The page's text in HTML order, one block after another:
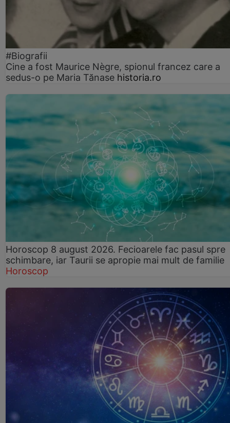
#Biografii
Cine a fost Maurice Nègre, spionul francez care a
sedus-o pe Maria Tănase historia.ro
Horoscop 8 august 2026. Fecioarele fac pasul spre
schimbare, iar Taurii se apropie mai mult de familie
Horoscop